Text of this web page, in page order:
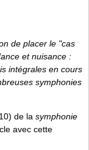
de placer le "cas
et nuisance :
intégrales en cours
symphonies
de la symphonie
avec cette